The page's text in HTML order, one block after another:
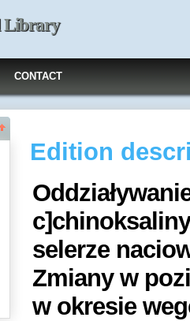
Library
CONTACT
Edition
selerze
Zmiany w
w okresie